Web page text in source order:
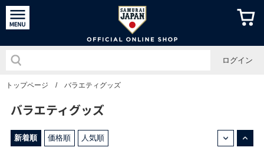
侍ジャパ
ログイン
トップページ / バラエティグッズ
バラエティグッズ
新着順 価格順 人気順